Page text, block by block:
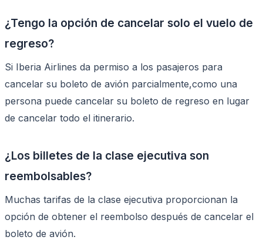
¿Tengo la opción de cancelar solo el vuelo de
regreso?
Si Iberia Airlines da permiso a los pasajeros para
cancelar su boleto de avión parcialmente,como una
persona puede cancelar su boleto de regreso en lugar
de cancelar todo el itinerario.
¿Los billetes de la clase ejecutiva son
reembolsables?
Muchas tarifas de la clase ejecutiva proporcionan la
opción de obtener el reembolso después de cancelar el
boleto de avión.